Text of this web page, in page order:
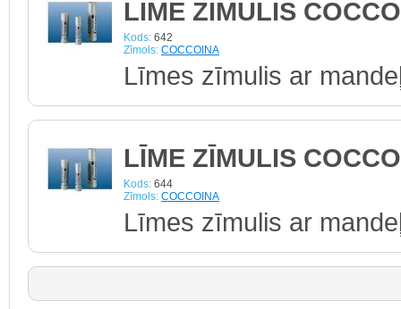
LĪME ZĪMULIS
Kods: 642
Zīmols: COCCOINA
Līmes zīmulis ar
LĪME ZĪMULIS
Kods: 644
Zīmols: COCCOINA
Līmes zīmulis ar